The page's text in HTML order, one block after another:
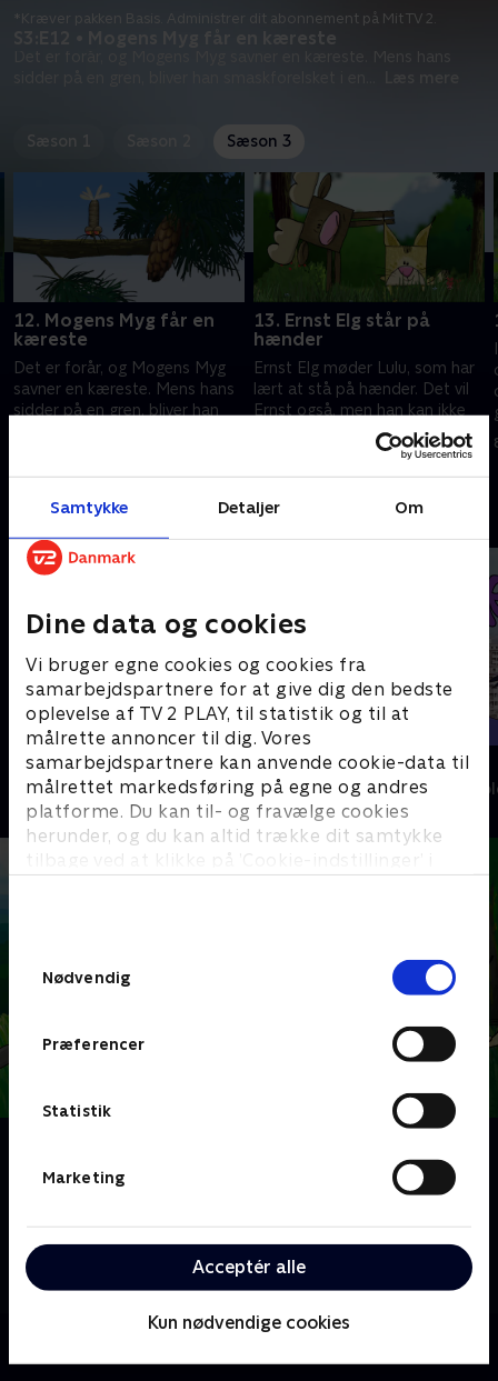
Samtykke Detaljer Om
Dine data og cookies
Vi bruger egne cookies og cookies fra
samarbejdspartnere for at give dig den bedste
oplevelse af TV 2 PLAY, til statistik og til at
målrette annoncer til dig. Vores
samarbejdspartnere kan anvende cookie-data til
målrettet markedsføring på egne og andres
platforme. Du kan til- og fravælge cookies
herunder, og du kan altid trække dit samtykke
tilbage ved at klikke på ’Cookie-indstillinger’ i
Nødvendig
Præferencer
Statistik
Marketing
Acceptér alle
Kun nødvendige cookies
S3:E12 • Mogens Myg får en kæreste
*Kræver pakken Basis. Administrer dit abonnement på Mit TV 2.
Sæson 1 Sæson 3
12. Mogens Myg får en
kæreste
Det er forår, og Mogens Myg
savner en kæreste. Mens hans
sidder på en gren, bliver han
grankoglen væk...
13. Ernst Elg står på
hænder
Ernst Elg møder Lulu, som har
lært at stå på hænder. Det vil
Ernst også, men han kan ikke
finde ud af det, så han bliver
8. oktober 2022 • 6 min
Andre så også
Slikbyggerne
Børne-underholdning • 3 sæsoner
Dyr i by'r
Børne-
En række små tegnefilm for de mindste, hvor man
nyt lille dyrebarn og følger dets små kampe med
hverdagens udfordringer.